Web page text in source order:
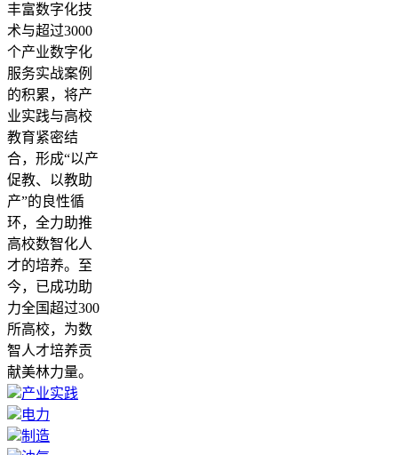
丰富数字化技
术与超过3000
个产业数字化
服务实战案例
的积累，将产
业实践与高校
教育紧密结
合，形成“以产
促教、以教助
产”的良性循
环，全力助推
高校数智化人
才的培养。至
今，已成功助
力全国超过300
所高校，为数
智人才培养贡
献美林力量。
产业实践
电力
制造